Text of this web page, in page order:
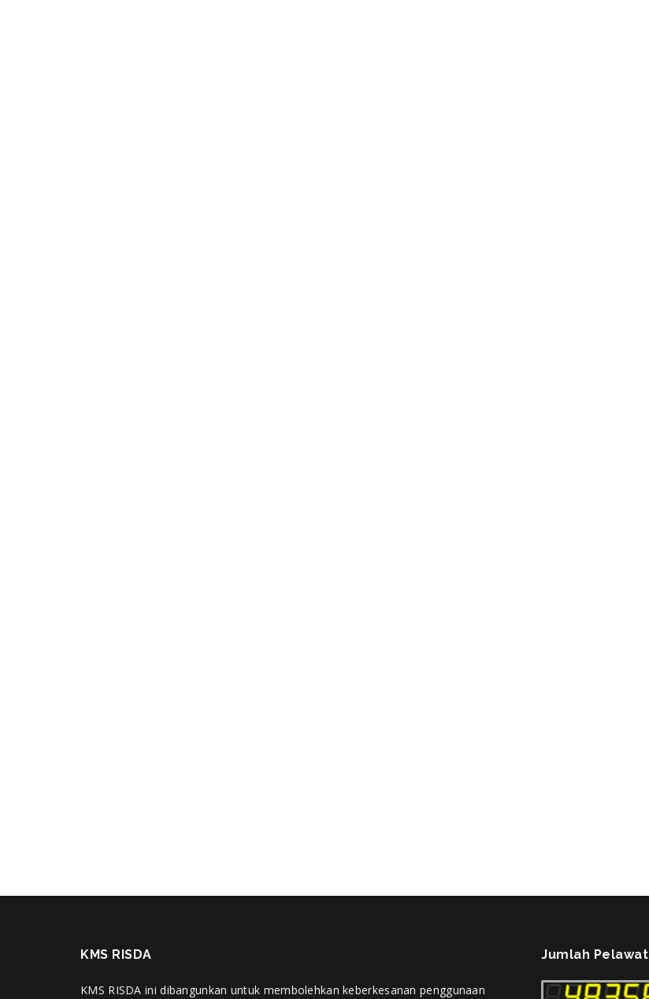
KMS RISDA
KMS RISDA ini dibangunkan untuk membolehkan keberkesanan penggunaan
Jumlah Pelawat